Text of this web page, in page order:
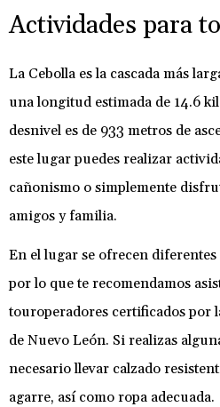
Actividades para
La Cebolla es la cascada más
una longitud estimada de 14.6
desnivel es de 933 metros de
este lugar puedes realizar
cañonismo o simplemente
amigos y familia.
En el lugar se ofrecen
por lo que te recomendamos
touroperadores certificados por
de Nuevo León. Si realizas
necesario llevar calzado
agarre, así como ropa adecuada.